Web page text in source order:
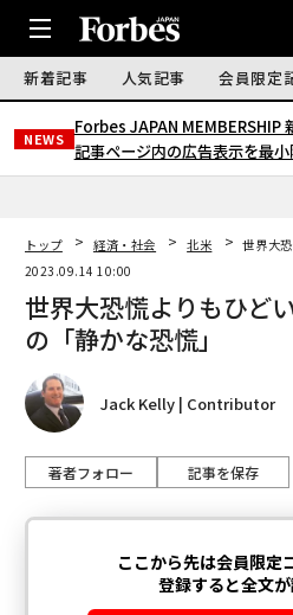
新着記事 人気記事 会員限定
NEWS
Forbes JAPAN MEMBERSHIP
記事ページ内の広告表示を最
トップ 経済・社会 北米
世界大
2023.09.14 10:00
世界大恐慌よりもひ
の「静かな恐慌」
Jack Kelly | Contributor
著者フォロー 記事を保存